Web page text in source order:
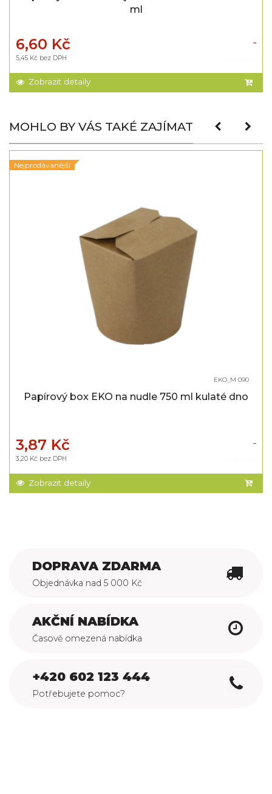
ml
6,60 Kč
5,45 Kč bez DPH
Zobrazit detaily
MOHLO BY VÁS TAKÉ ZAJÍMAT
Nejprodávanější
EKO_M 090
Papírový box EKO na nudle 750 ml kulaté dno
3,87 Kč
3,20 Kč bez DPH
Zobrazit detaily
DOPRAVA ZDARMA
Objednávka nad 5 000 Kč
AKČNÍ NABÍDKA
Časově omezená nabídka
+420 602 123 444
Potřebujete pomoc?